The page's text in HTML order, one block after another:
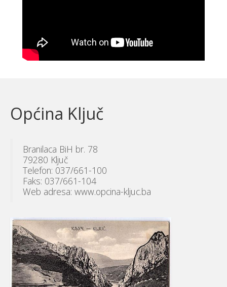
Općina Ključ
Branilaca BiH br. 78
79280 Ključ
Telefon: 037/661-100
Faks: 037/661-104
Web adresa: www.opcina-kljuc.ba